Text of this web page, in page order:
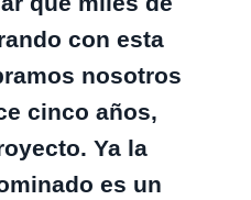
con esta
nosotros
cinco años,
Ya la
es un